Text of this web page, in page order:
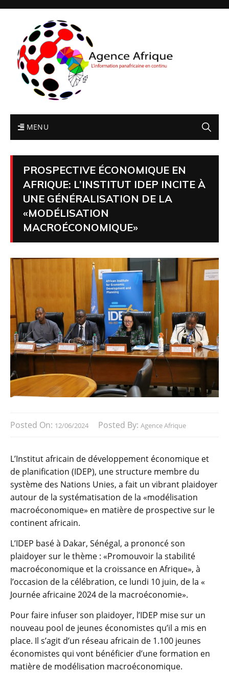
MENU
PROSPECTIVE ÉCONOMIQUE EN
AFRIQUE: L’INSTITUT IDEP INCITE À
UNE GÉNÉRALISATION DE LA
«MODÉLISATION
MACROÉCONOMIQUE»
Posted On: 12/06/2024 Posted By: Agence Afrique
L’Institut africain de développement économique et
de planification (IDEP), une structure membre du
système des Nations Unies, a fait un vibrant plaidoyer
autour de la systématisation de la «modélisation
macroéconomique» en matière de prospective sur le
continent africain.
L’IDEP basé à Dakar, Sénégal, a prononcé son
plaidoyer sur le thème : «Promouvoir la stabilité
macroéconomique et la croissance en Afrique», à
l’occasion de la célébration, ce lundi 10 juin, de la «
Journée africaine 2024 de la macroéconomie».
Pour faire infuser son plaidoyer, l’IDEP mise sur un
nouveau pool de jeunes économistes qu’il a mis en
place. Il s’agit d’un réseau africain de 1.100 jeunes
économistes qui vont bénéficier d’une formation en
matière de modélisation macroéconomique.